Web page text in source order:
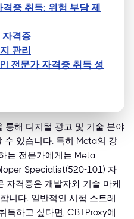
증 취득: 위험 부담 제
격증
관리
전문가 자격증 취득 성
통해 디지털 광고 및 기술 분야
수 있습니다. 특히 Meta의 강
는 전문가에게는 Meta
Specialist(520-101) 자
자격증은 개발자와 기술 마케
니다. 일반적인 시험 스트레
득하고 싶다면, CBTProxy에